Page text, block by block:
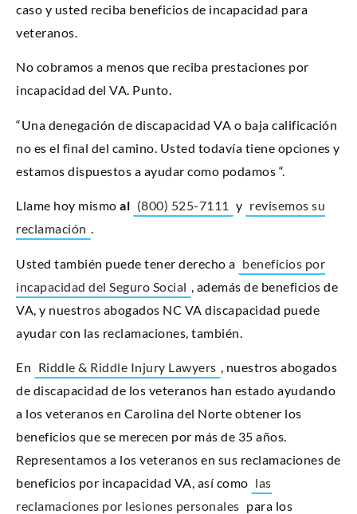
caso y usted reciba beneficios de incapacidad para
veteranos.
No cobramos a menos que reciba prestaciones por
incapacidad del VA. Punto.
“Una denegación de discapacidad VA o baja calificación
no es el final del camino. Usted todavía tiene opciones y
estamos dispuestos a ayudar como podamos “.
Llame hoy mismo al (800) 525-7111 y revisemos su
reclamación .
Usted también puede tener derecho a beneficios por
incapacidad del Seguro Social
, además de beneficios de
VA, y nuestros abogados NC VA discapacidad puede
ayudar con las reclamaciones, también.
En Riddle & Riddle Injury Lawyers , nuestros abogados
de discapacidad de los veteranos han estado ayudando
a los veteranos en Carolina del Norte obtener los
beneficios que se merecen por más de 35 años.
Representamos a los veteranos en sus reclamaciones de
beneficios por incapacidad VA, así como las
reclamaciones por lesiones personales para los